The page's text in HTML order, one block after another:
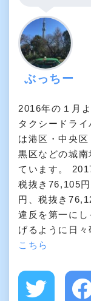
ぶっちー
2016年の１月
タクシードラ
は港区・中央
黒区などの城
ています。
税抜き76,105
円、税抜き
違反を第一に
げるように日
こちら